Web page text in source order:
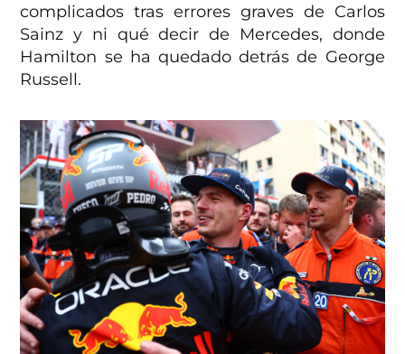
complicados tras errores graves de Carlos
Sainz y ni qué decir de Mercedes, donde
Hamilton se ha quedado detrás de George
Russell.